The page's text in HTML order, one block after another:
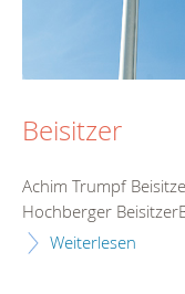
Beisitzer
Achim Trumpf
Hochberger
Weiterlesen